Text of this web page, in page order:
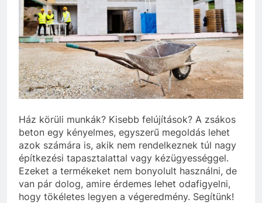
Ház körüli munkák? Kisebb felújítások? A zsákos
beton egy kényelmes, egyszerű megoldás lehet
azok számára is, akik nem rendelkeznek túl nagy
építkezési tapasztalattal vagy kézügyességgel.
Ezeket a termékeket nem bonyolult használni, de
van pár dolog, amire érdemes lehet odafigyelni,
hogy tökéletes legyen a végeredmény. Segítünk!